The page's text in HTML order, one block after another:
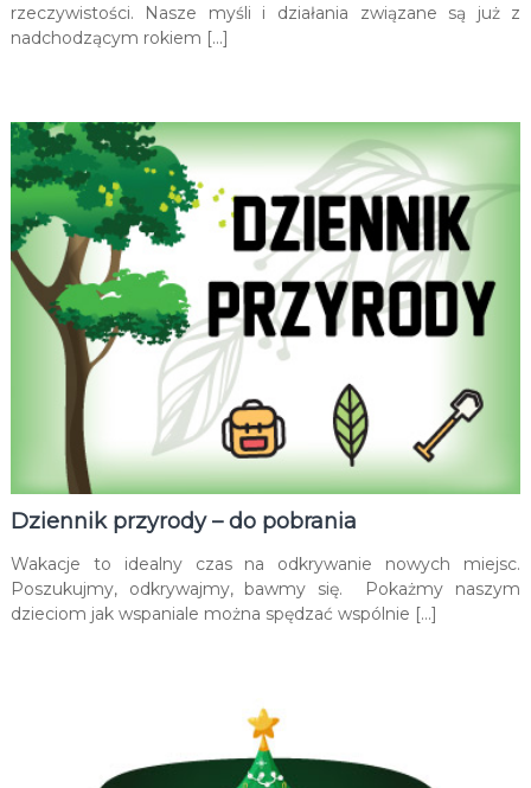
rzeczywistości. Nasze myśli i działania związane są już z
nadchodzącym rokiem […]
Dziennik przyrody – do pobrania
Wakacje to idealny czas na odkrywanie nowych miejsc.
Poszukujmy, odkrywajmy, bawmy się. Pokażmy naszym
dzieciom jak wspaniale można spędzać wspólnie […]